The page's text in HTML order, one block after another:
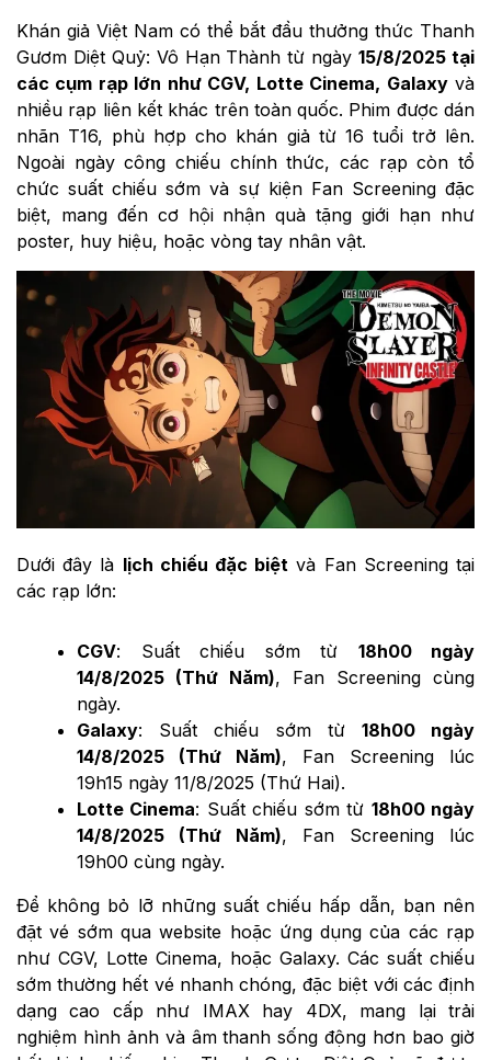
Khán giả Việt Nam có thể bắt đầu thưởng thức Thanh
Gươm Diệt Quỷ: Vô Hạn Thành từ ngày15/8/2025 tại
các cụm rạp lớn như CGV, Lotte Cinema, Galaxyvà
nhiều rạp liên kết khác trên toàn quốc. Phim được dán
nhãn T16, phù hợp cho khán giả từ 16 tuổi trở lên.
Ngoài ngày công chiếu chính thức, các rạp còn tổ
chức suất chiếu sớm và sự kiện Fan Screening đặc
biệt, mang đến cơ hội nhận quà tặng giới hạn như
poster, huy hiệu, hoặc vòng tay nhân vật.
Dưới đây là lịch chiếu đặc biệt và Fan Screening tại
các rạp lớn:
CGV: Suất chiếu sớm từ 18h00 ngày
14/8/2025 (Thứ Năm), Fan Screening cùng
ngày.
Galaxy: Suất chiếu sớm từ 18h00 ngày
14/8/2025 (Thứ Năm), Fan Screening lúc
19h15 ngày 11/8/2025 (Thứ Hai).
Lotte Cinema: Suất chiếu sớm từ 18h00 ngày
14/8/2025 (Thứ Năm), Fan Screening lúc
19h00 cùng ngày.
Để không bỏ lỡ những suất chiếu hấp dẫn, bạn nên
đặt vé sớm qua website hoặc ứng dụng của các rạp
như CGV, Lotte Cinema, hoặc Galaxy. Các suất chiếu
sớm thường hết vé nhanh chóng, đặc biệt với các định
dạng cao cấp như IMAX hay 4DX, mang lại trải
nghiệm hình ảnh và âm thanh sống động hơn bao giờ